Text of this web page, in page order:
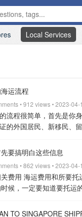
Local Services
运流程
• 912 views • 2023-
流程很简单，首先是你
的外国居民、新移民、
家公司确定下物品能否
便于他们收货，同时也
包装：如果你不想做免
货值（5-10）%，GST
人员拆去原包装，然后
接受检查或者需要出示
要搞明白这些信息
• 862 views • 2023-
费用 海运费用和所要托
候，一定要知道要托运
积选择运输方式 选择海
TO SINGAPORE